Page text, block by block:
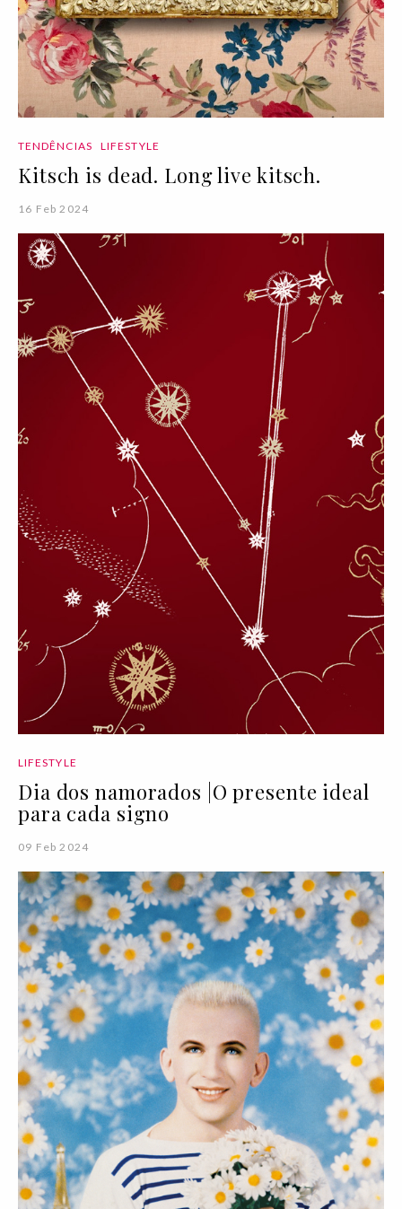
TENDÊNCIAS LIFESTYLE
Kitsch is dead. Long live kitsch.
16 Feb 2024
LIFESTYLE
Dia dos namorados |O presente ideal
para cada signo
09 Feb 2024